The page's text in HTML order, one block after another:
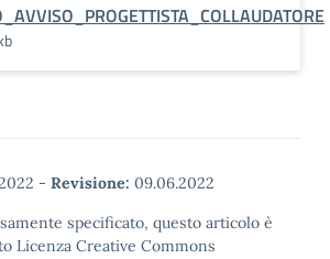
- Revisione: 09.06.2022
specificato, questo articolo è
Licenza Creative Commons